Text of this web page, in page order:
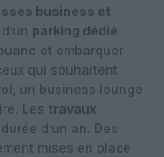
business et
parking dédié
et embarquer
qui souhaitent
un business lounge
Les travaux
d’un an. Des
mises en place